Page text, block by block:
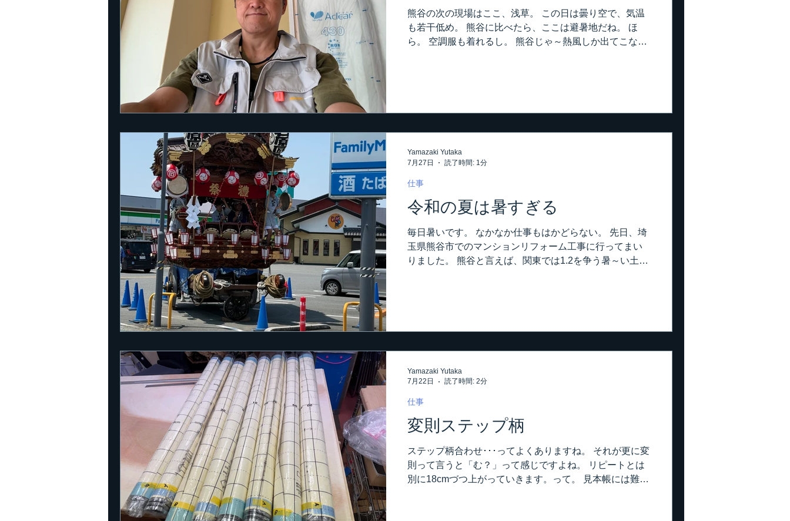
熊谷の次の現場はここ、浅草。 この日は曇り空で、気温
も若干低め。 熊谷に比べたら、ここは避暑地だね。 ほ
ら。 空調服も着れるし。 熊谷じゃ～熱風しか出てこない
回かに１回は。 ３時のおやつタイムにトイレ行った訳じ
貼ってるのに、一人でアイス食べてる訳じゃないから
ね。 このくらいの暑さなら、楽しめる暑さ。 いい感じ
（笑）
令和の夏は暑すぎる
毎日暑いです。 なかなか仕事もはかどらない。 先日、埼
玉県熊谷市でのマンションリフォーム工事に行ってまい
りました。 熊谷と言えば、関東では1.2を争う暑～い土地
だりは無かったみたいですが、こんなのを皆で引っ張っ
暑いんですよね。 夏祭りは過酷です。 頭から水被って奮
い立たせますが、この写真･･･ ちょっと目が逝っちゃって
ますね（笑） この熊谷の現場まで、会社から2時間掛かり
ます。 帰りもきっと渋滞するんだろうな～ なんて思いな
がら現場を出ますと･･･ こんな感じで通行止め。 迂回し
ます。 更に時間掛かるな。 今日はこの後、日技連のリモ
ート理事会があるんですが･･･ 時間に間に合わず･･･ のぼ
せちゃって、遅れて出席の気力も失い･･･
仕事
Yamazaki Yutaka
7月27日
読了時間: 1分
変則ステップ柄
ステップ柄合わせ･･･ってよくありますね。 それが更に変
則って言うと「む？」って感じですよね。 リピートとは
別に18cmづつ上がっていきます。って。 見本帳には難し
仕事
Yamazaki Yutaka
7月22日
読了時間: 2分